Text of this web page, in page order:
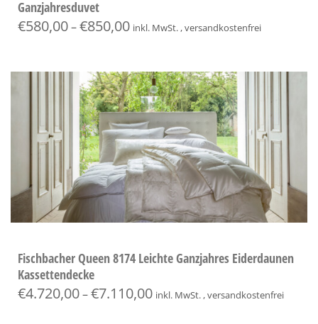
Ganzjahresduvet
€580,00–€850,00 inkl. MwSt. , versandkostenfrei
Fischbacher Queen 8174 Leichte Ganzjahres Eiderdaunen
Kassettendecke
€4.720,00–€7.110,00 inkl. MwSt. , versandkostenfrei